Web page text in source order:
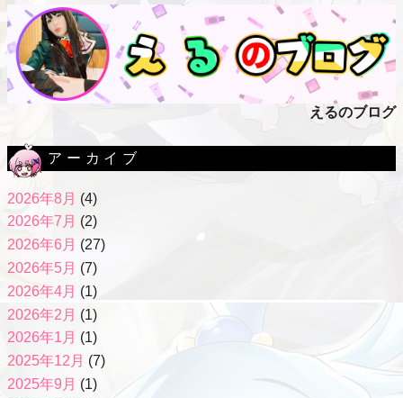
えるのブログ
アーカイブ
2026年8月 (4)
2026年7月 (2)
2026年6月 (27)
2026年5月 (7)
2026年4月 (1)
2026年2月 (1)
2026年1月 (1)
2025年12月 (7)
2025年9月 (1)